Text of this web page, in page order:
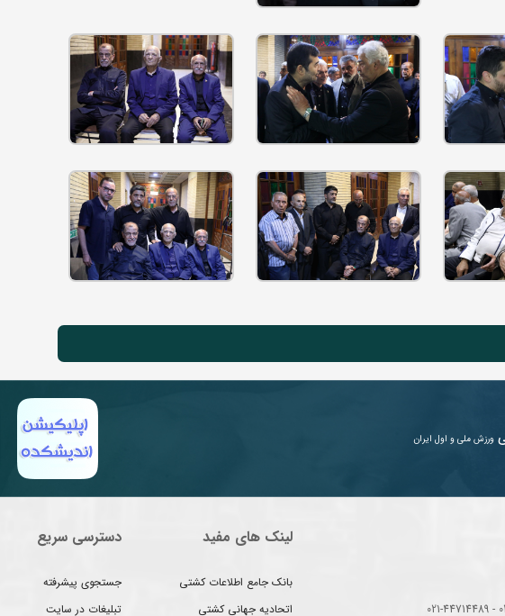
ورزش ملی و اول ایران
لینک های مفید
بانک جامع اطلاعات کشتی
اتحادیه جهانی کشتی
دسترسی سریع
جستجوی پیشرفته
تبلیغات در سایت